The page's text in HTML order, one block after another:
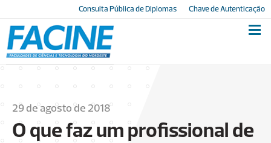
Consulta Pública de Diplomas Chave de Autenticação
29 de agosto de 2018
O que faz um profissional de